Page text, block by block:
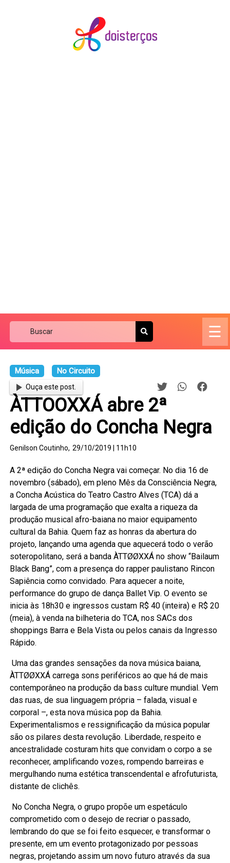
☰
Música No Circuito
Ouça este post.
ÀTTOOXXÁ abre 2ª
edição do Concha Negra
Genilson Coutinho, 29/10/2019 | 11h10
A 2ª edição do Concha Negra vai começar. No dia 16 de
novembro (sábado), em pleno Mês da Consciência Negra,
a Concha Acústica do Teatro Castro Alves (TCA) dá a
largada de uma programação que exalta a riqueza da
produção musical afro-baiana no maior equipamento
cultural da Bahia. Quem faz as honras da abertura do
projeto, lançando uma agenda que aquecerá todo o verão
soteropolitano, será a banda ÀTTØØXXÁ no show “Bailaum
Black Bang”, com a presença do rapper paulistano Rincon
Sapiência como convidado. Para aquecer a noite,
performance do grupo de dança Ballet Vip. O evento se
inicia às 18h30 e ingressos custam R$ 40 (inteira) e R$ 20
(meia), à venda na bilheteria do TCA, nos SACs dos
shoppings Barra e Bela Vista ou pelos canais da Ingresso
Rápido.
Uma das grandes sensações da nova música baiana,
ÀTTØØXXÁ carrega sons periféricos ao que há de mais
contemporâneo na produção da bass culture mundial. Vem
das ruas, de sua linguagem própria – falada, visual e
corporal –, esta nova música pop da Bahia.
Experimentalismos e ressignificação da música popular
são os pilares desta revolução. Liberdade, respeito e
ancestralidade costuram hits que convidam o corpo a se
reconhecer, amplificando vozes, rompendo barreiras e
mergulhando numa estética transcendental e afrofuturista,
distante de clichês.
No Concha Negra, o grupo propõe um espetáculo
comprometido com o desejo de recriar o passado,
lembrando do que se foi feito esquecer, e transformar o
presente, em um evento protagonizado por pessoas
negras, projetando assim um novo futuro através da sua